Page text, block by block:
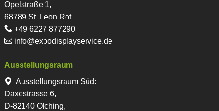
Opelstraße 1,
68789 St. Leon Rot
+49 6227 877290
info@expodisplayservice.de
Ausstellungsraum
Ausstellungsraum Süd:
Daxestrasse 6,
D-82140 Olching,